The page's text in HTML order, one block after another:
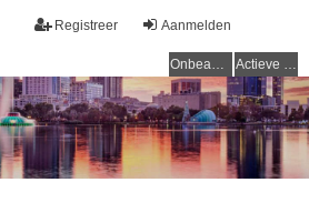
Aanmelden
Registreer
Onbeantwoorde onderwerpen Actieve onderwerpen